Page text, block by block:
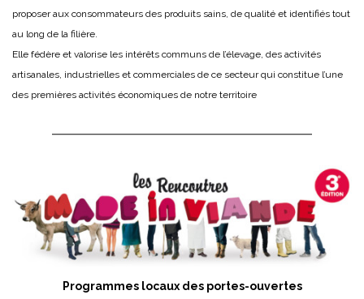
proposer aux consommateurs des produits sains, de qualité et identifiés tout
au long de la filière.
Elle fédère et valorise les intérêts communs de l’élevage, des activités
artisanales, industrielles et commerciales de ce secteur qui constitue l’une
des premières activités économiques de notre territoire
Programmes locaux des portes-ouvertes